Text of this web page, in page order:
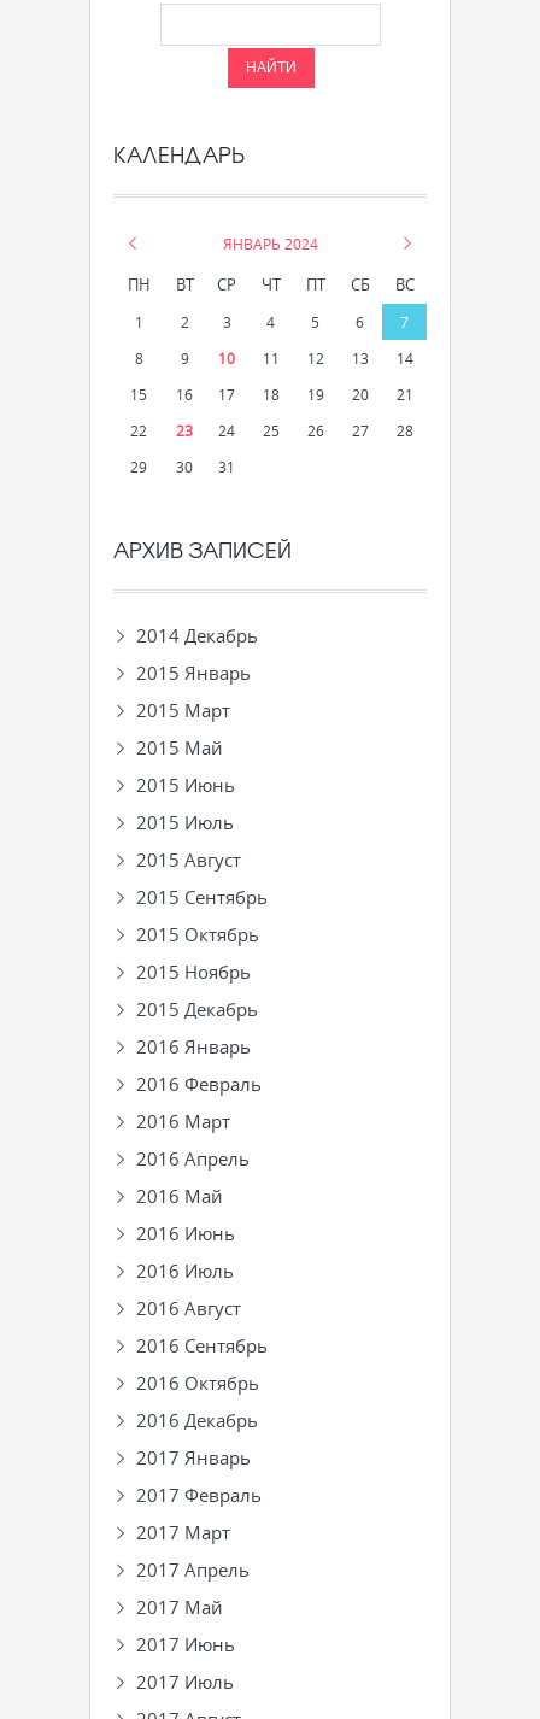
КАЛЕНДАРЬ
ЯНВАРЬ 2024
ПН ВТ СР ЧТ ПТ СБ ВС
1 2 3 4 5 6
7
8
9 10 11 12 13
14
15
16 17 18 19 20
21
22
23 24 25 26 27
28
29
30 31
АРХИВ ЗАПИСЕЙ
2014 Декабрь
2015 Январь
2015 Март
2015 Май
2015 Июнь
2015 Июль
2015 Август
2015 Сентябрь
2015 Октябрь
2015 Ноябрь
2015 Декабрь
2016 Январь
2016 Февраль
2016 Март
2016 Апрель
2016 Май
2016 Июнь
2016 Июль
2016 Август
2016 Сентябрь
2016 Октябрь
2016 Декабрь
2017 Январь
2017 Февраль
2017 Март
2017 Апрель
2017 Май
2017 Июнь
2017 Июль